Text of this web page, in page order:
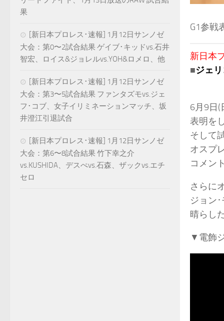
G1参戦
新日本
■ジェ
6月9日(
表明を
そして
オスプ
コメント
さらに
ジョン
晴らし
▼電飾
果
[新日本プロレス･速報] 1月12日サンノゼ
大会：第0〜2試合結果 ゲイブ･キッドvs.石井
智宏、ロイス&ジョレルvs.YOH&ロメロ、他
[新日本プロレス･速報] 1月12日サンノゼ
大会：第3〜5試合結果 ファンタズモvs.ジェ
フ･コブ、女子イリミネーションマッチ、坂
井澄江引退試合
[新日本プロレス･速報] 1月12日サンノゼ
大会：第6〜8試合結果 竹下幸之介
vs.KUSHIDA、デスぺvs.石森、ザックvs.エチ
セロ